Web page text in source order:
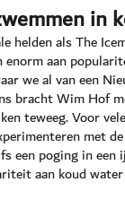
in
helden als The
enorm aan
we al van een
bracht Wim Hof
teweeg. Voor
met
een poging in een
aan koud